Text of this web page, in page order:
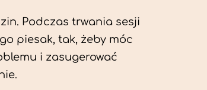
Podczas trwania sesji
piesak, tak, żeby móc
i zasugerować